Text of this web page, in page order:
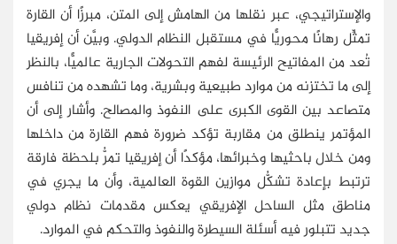
والإستراتيجي، عبر نقلها من الهامش إلى المتن، مبرزًا أن القارة
تمثِّل رهانًا محوريًّا في مستقبل النظام الدولي. وبيَّن أن إفريقيا
تُعد من المفاتيح الرئيسة لفهم التحولات الجارية عالميًّا، بالنظر
إلى ما تختزنه من موارد طبيعية وبشرية، وما تشهده من تنافس
متصاعد بين القوى الكبرى على النفوذ والمصالح. وأشار إلى أن
المؤتمر ينطلق من مقاربة تؤكد ضرورة فهم القارة من داخلها
ومن خلال باحثيها وخبرائها، مؤكدًا أن إفريقيا تمرُّ بلحظة فارقة
ترتبط بإعادة تشكُّل موازين القوة العالمية، وأن ما يجري في
مناطق مثل الساحل الإفريقي يعكس مقدمات نظام دولي
جديد تتبلور فيه أسئلة السيطرة والنفوذ والتحكم في الموارد.